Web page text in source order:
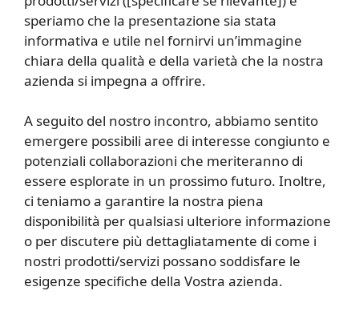
speriamo che la presentazione sia stata
informativa e utile nel fornirvi un’immagine
chiara della qualità e della varietà che la nostra
azienda si impegna a offrire.
A seguito del nostro incontro, abbiamo sentito
emergere possibili aree di interesse congiunto e
potenziali collaborazioni che meriteranno di
essere esplorate in un prossimo futuro. Inoltre,
ci teniamo a garantire la nostra piena
disponibilità per qualsiasi ulteriore informazione
o per discutere più dettagliatamente di come i
nostri prodotti/servizi possano soddisfare le
esigenze specifiche della Vostra azienda.